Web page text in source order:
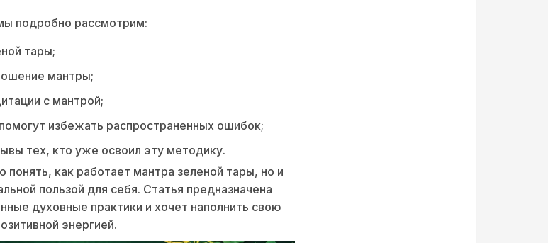
подробно рассмотрим:
тары;
мантры;
с мантрой;
избежать распространенных ошибок;
тех, кто уже освоил эту методику.
понять, как работает мантра зеленой тары, но и
пользой для себя. Статья предназначена
духовные практики и хочет наполнить свою
энергией.